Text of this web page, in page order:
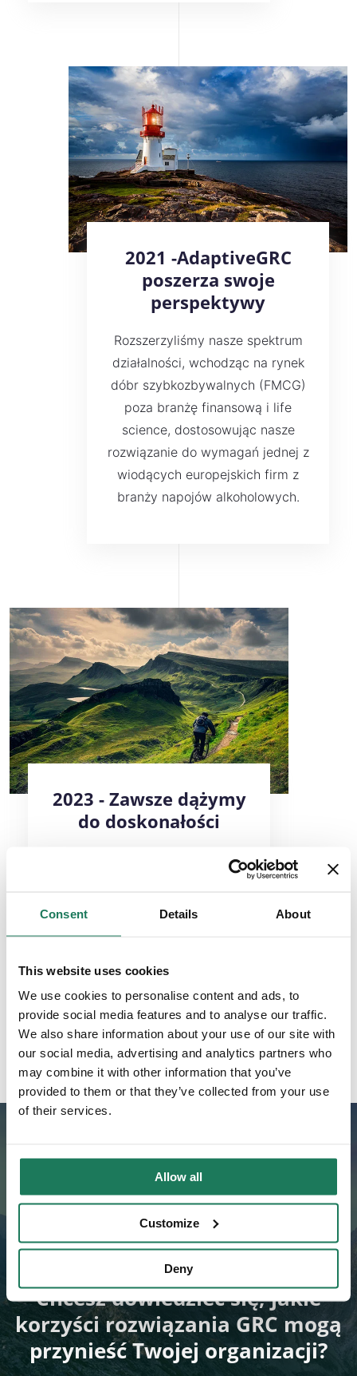
Consent Details About
This website uses cookies
We use cookies to personalise content and ads, to
provide social media features and to analyse our traffic.
We also share information about your use of our site with
our social media, advertising and analytics partners who
may combine it with other information that you’ve
provided to them or that they’ve collected from your use
of their services.
Allow all
Customize
Deny
2021 -AdaptiveGRC
poszerza swoje
perspektywy
Rozszerzyliśmy nasze spektrum
działalności, wchodząc na rynek
dóbr szybkozbywalnych (FMCG)
poza branżę finansową i life
science, dostosowując nasze
rozwiązanie do wymagań jednej z
wiodących europejskich firm z
branży napojów alkoholowych.
2023 - Zawsze dążymy
do doskonałości
Uruchomienie AdaptiveGRC 5.0 z
Chcesz dowiedzieć się, jakie
korzyści rozwiązania GRC mogą
przynieść Twojej organizacji?